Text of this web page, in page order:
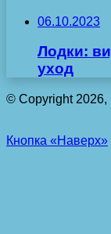
06.10.2023
Лодки:
уход
© Copyright 2026,
Кнопка «Наверх»